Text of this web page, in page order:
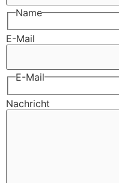
Name
E-Mail
E-Mail
Nachricht